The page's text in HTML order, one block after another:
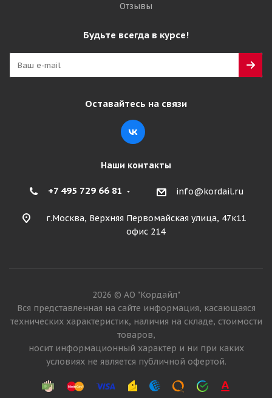
Отзывы
Будьте всегда в курсе!
Оставайтесь на связи
Наши контакты
+7 495 729 66 81 info@kordail.ru
г.Москва, Верхняя Первомайская улица, 47к11
офис 214
2026 © АО "Кордайл"
Вся представленная на сайте информация, касающаяся
технических характеристик, наличия на складе, стоимости
товаров,
носит информационный характер и ни при каких
условиях не является публичной офертой.